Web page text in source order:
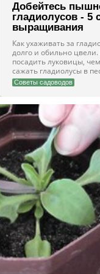
Добейтесь
гладиолусов - 5
выращивания
Как ухаживать за
долго и обильно цвели.
посадить луковицы,
сажать гладиолусы в
Советы садоводов